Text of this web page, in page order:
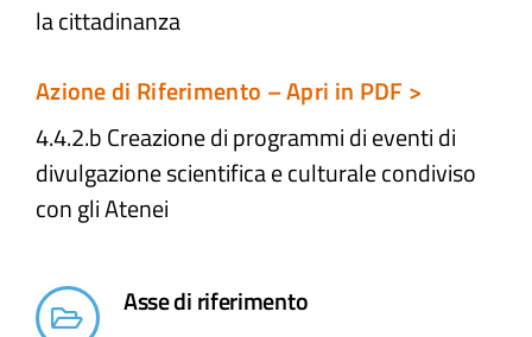
la cittadinanza
Azione di Riferimento – Apri in PDF >
4.4.2.b Creazione di programmi di eventi di
divulgazione scientifica e culturale condiviso
con gli Atenei
Asse di riferimento